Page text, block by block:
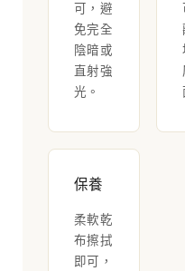
可，避
免完全
陰暗或
直射強
光。
保養
柔軟乾
布擦拭
即可，